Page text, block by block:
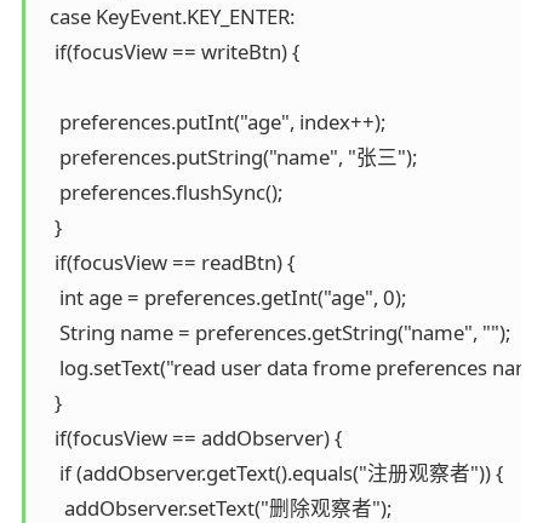
  case KeyEvent.KEY_ENTER:
   if(focusView == writeBtn) {
    preferences.putInt("age", index++);
    preferences.putString("name", "张三");
    preferences.flushSync();
   }
   if(focusView == readBtn) {
    int age = preferences.getInt("age", 0);
    String name = preferences.getString("name", "");
log.setText("read user data frome preferences
   }
   if(focusView == addObserver) {
    if (addObserver.getText().equals("注册观察者")) {
     addObserver.setText("删除观察者");